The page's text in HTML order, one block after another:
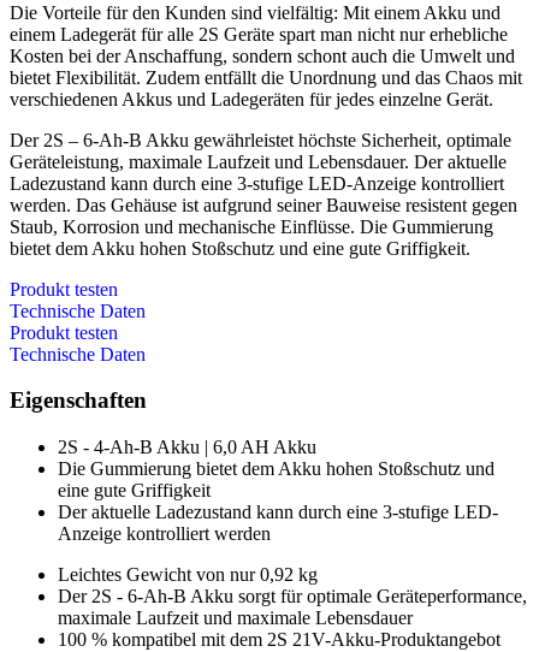
Die Vorteile für den Kunden sind vielfältig: Mit einem Akku und
einem Ladegerät für alle 2S Geräte spart man nicht nur erhebliche
Kosten bei der Anschaffung, sondern schont auch die Umwelt und
bietet Flexibilität. Zudem entfällt die Unordnung und das Chaos mit
verschiedenen Akkus und Ladegeräten für jedes einzelne Gerät.
Der 2S – 6-Ah-B Akku gewährleistet höchste Sicherheit, optimale
Geräteleistung, maximale Laufzeit und Lebensdauer. Der aktuelle
Ladezustand kann durch eine 3-stufige LED-Anzeige kontrolliert
werden. Das Gehäuse ist aufgrund seiner Bauweise resistent gegen
Staub, Korrosion und mechanische Einflüsse. Die Gummierung
bietet dem Akku hohen Stoßschutz und eine gute Griffigkeit.
Produkt testen
Technische Daten
Produkt testen
Technische Daten
Eigenschaften
2S - 4-Ah-B Akku | 6,0 AH Akku
Die Gummierung bietet dem Akku hohen Stoßschutz und
eine gute Griffigkeit
Der aktuelle Ladezustand kann durch eine 3-stufige LED-
Anzeige kontrolliert werden
Leichtes Gewicht von nur 0,92 kg
Der 2S - 6-Ah-B Akku sorgt für optimale Geräteperformance,
maximale Laufzeit und maximale Lebensdauer
100 % kompatibel mit dem 2S 21V-Akku-Produktangebot